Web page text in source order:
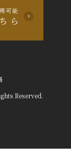
可能
ら
Reserved.